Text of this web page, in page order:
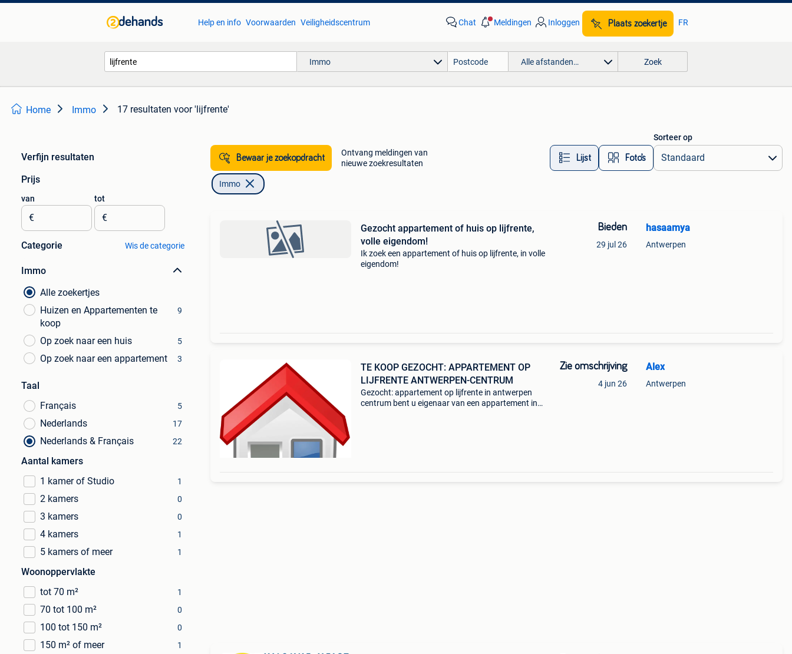
Help en info Voorwaarden Veiligheidscentrum Chat Meldingen Inloggen Plaats zoekertje FR
Immo Alle afstanden… Zoek
Home Immo 17 resultaten voor 'lijfrente'
Verfijn resultaten
Prijs
van
€
tot
€
Categorie Wis de categorie
Immo
Alle zoekertjes
Huizen en Appartementen te
koop
9
Op zoek naar een huis 5
Op zoek naar een appartement 3
Taal
Français
5
Nederlands 17
Nederlands & Français 22
Aantal kamers
1 kamer of Studio
1
2 kamers 0
3 kamers 0
4 kamers 1
5 kamers of meer 1
Woonoppervlakte
tot 70 m²
1
70 tot 100 m² 0
100 tot 150 m² 0
150 m² of meer 1
Bewaar je zoekopdracht
Ontvang meldingen van
nieuwe zoekresultaten
Lijst Foto’s
Sorteer op
Immo
Gezocht appartement of huis op lijfrente,
volle eigendom!
Ik zoek een appartement of huis op lijfrente, in volle
eigendom!
Bieden
29 jul 26
hasaamya
Antwerpen
TE KOOP GEZOCHT: APPARTEMENT OP
LIJFRENTE ANTWERPEN-CENTRUM
Gezocht: appartement op lijfrente in antwerpen
centrum bent u eigenaar van een appartement in
Zie omschrijving
4 jun 26
Alex
Antwerpen